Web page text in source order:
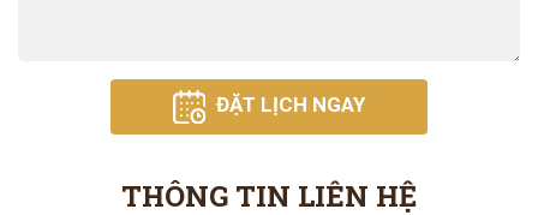
ĐẶT LỊCH NGAY
THÔNG TIN LIÊN HỆ